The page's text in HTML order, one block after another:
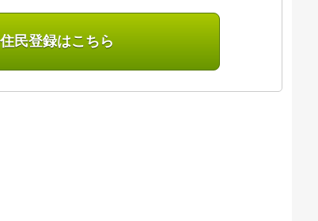
民登録はこちら